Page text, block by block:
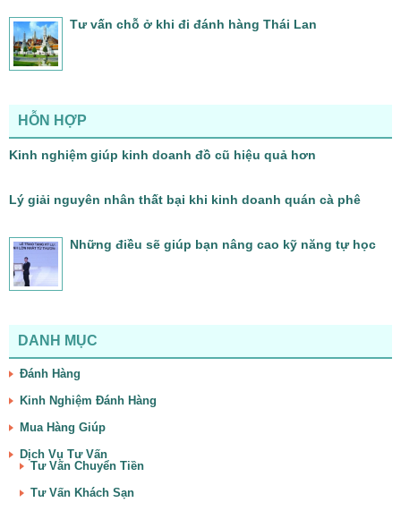
Tư vấn chỗ ở khi đi đánh hàng Thái Lan
HỖN HỢP
Kinh nghiệm giúp kinh doanh đồ cũ hiệu quả hơn
Lý giải nguyên nhân thất bại khi kinh doanh quán cà phê
Những điều sẽ giúp bạn nâng cao kỹ năng tự học
DANH MỤC
Đánh Hàng
Kinh Nghiệm Đánh Hàng
Mua Hàng Giúp
Dịch Vụ Tư Vấn
Tư Vấn Chuyển Tiền
Tư Vấn Khách Sạn